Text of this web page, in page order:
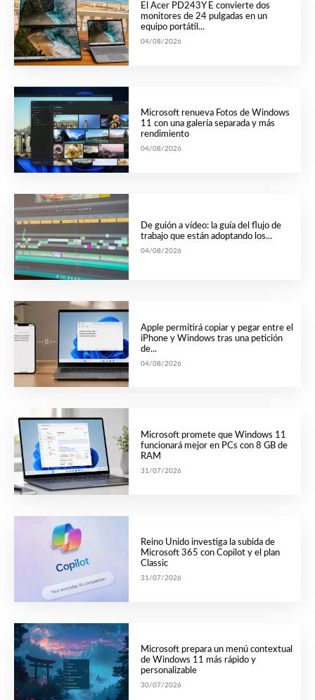
El Acer PD243Y E convierte dos
monitores de 24 pulgadas en un
equipo portátil...
04/08/2026
Microsoft renueva Fotos de Windows
11 con una galería separada y más
rendimiento
04/08/2026
De guión a vídeo: la guía del flujo de
trabajo que están adoptando los...
04/08/2026
Apple permitirá copiar y pegar entre el
iPhone y Windows tras una petición
de...
04/08/2026
Microsoft promete que Windows 11
funcionará mejor en PCs con 8 GB de
RAM
31/07/2026
Reino Unido investiga la subida de
Microsoft 365 con Copilot y el plan
Classic
31/07/2026
Microsoft prepara un menú contextual
de Windows 11 más rápido y
personalizable
30/07/2026